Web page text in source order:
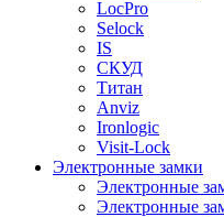
LocPro
Selock
IS
СКУД
Титан
Anviz
Ironlogic
Visit-Lock
Электронные замки
Электронные
Электронные